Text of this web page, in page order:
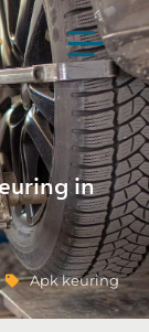
in
Apk keuring